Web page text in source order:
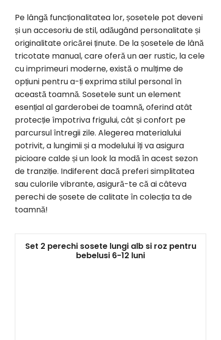
Pe lângă funcționalitatea lor, șosetele pot deveni
și un accesoriu de stil, adăugând personalitate și
originalitate oricărei ținute. De la șosetele de lână
tricotate manual, care oferă un aer rustic, la cele
cu imprimeuri moderne, există o mulțime de
opțiuni pentru a-ți exprima stilul personal în
această toamnă. Sosetele sunt un element
esențial al garderobei de toamnă, oferind atât
protecție împotriva frigului, cât și confort pe
parcursul întregii zile. Alegerea materialului
potrivit, a lungimii și a modelului îți va asigura
picioare calde și un look la modă în acest sezon
de tranziție. Indiferent dacă preferi simplitatea
sau culorile vibrante, asigură-te că ai câteva
perechi de șosete de calitate în colecția ta de
toamnă!
Set 2 perechi sosete lungi alb si roz pentru
bebelusi 6-12 luni